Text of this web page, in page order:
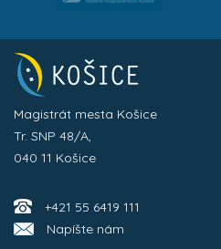
Magistrát mesta Košice
Tr. SNP 48/A,
040 11 Košice
+421 55 6419 111
Napíšte nám